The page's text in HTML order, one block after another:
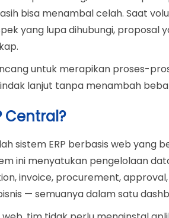
bisa menambal celah. Saat
yang lupa dihubungi, proposal
untuk merapikan proses-
lanjut tanpa menambah
Central?
sistem ERP berbasis web yang
ini menyatukan pengelolaan
invoice, procurement,
— semuanya dalam satu